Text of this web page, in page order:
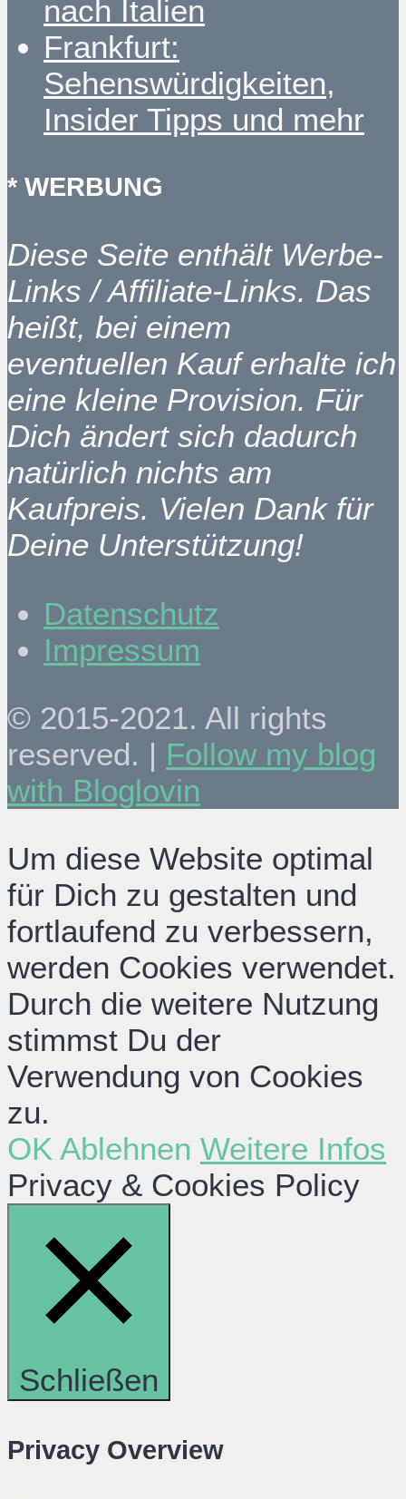
nach Italien
Frankfurt:
Sehenswürdigkeiten,
Insider Tipps und mehr
* WERBUNG
Diese Seite enthält Werbe-
Links / Affiliate-Links. Das
heißt, bei einem
eventuellen Kauf erhalte ich
eine kleine Provision. Für
Dich ändert sich dadurch
natürlich nichts am
Kaufpreis. Vielen Dank für
Deine Unterstützung!
Datenschutz
Impressum
© 2015-2021. All rights
reserved. | Follow my blog
with Bloglovin
Um diese Website optimal
für Dich zu gestalten und
fortlaufend zu verbessern,
werden Cookies verwendet.
Durch die weitere Nutzung
stimmst Du der
Verwendung von Cookies
zu.
OK Ablehnen Weitere Infos
Privacy & Cookies Policy
Schließen
Privacy Overview